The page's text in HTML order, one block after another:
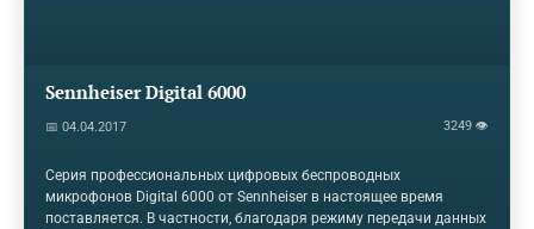
Sennheiser Digital 6000
📅 04.04.2017 3249 👁
Серия профессиональных цифровых беспроводных
микрофонов Digital 6000 от Sennheiser в настоящее время
поставляется. В частности, благодаря режиму передачи данных